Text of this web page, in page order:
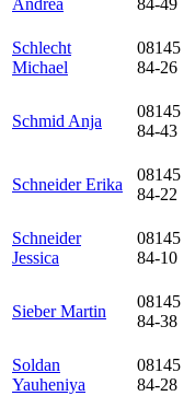
Andrea
84-49
Schlecht
Michael
08145
84-26
Schmid Anja
08145
84-43
Schneider Erika
08145
84-22
Schneider
Jessica
08145
84-10
Sieber Martin
08145
84-38
Soldan
Yauheniya
08145
84-28